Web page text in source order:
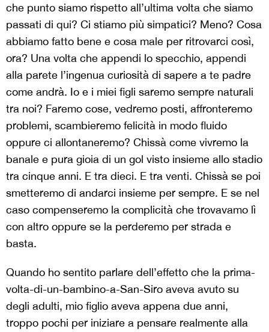
che punto siamo rispetto all’ultima volta che siamo
passati di qui? Ci stiamo più simpatici? Meno? Cosa
abbiamo fatto bene e cosa male per ritrovarci così,
ora? Una volta che appendi lo specchio, appendi
alla parete l’ingenua curiosità di sapere a te padre
come andrà. Io e i miei figli saremo sempre naturali
tra noi? Faremo cose, vedremo posti, affronteremo
problemi, scambieremo felicità in modo fluido
oppure ci allontaneremo? Chissà come vivremo la
banale e pura gioia di un gol visto insieme allo stadio
tra cinque anni. E tra dieci. E tra venti. Chissà se poi
smetteremo di andarci insieme per sempre. E se nel
caso compenseremo la complicità che trovavamo lì
con altro oppure se la perderemo per strada e
basta.
Quando ho sentito parlare dell’effetto che la prima-
volta-di-un-bambino-a-San-Siro aveva avuto su
degli adulti, mio figlio aveva appena due anni,
troppo pochi per iniziare a pensare realmente alla